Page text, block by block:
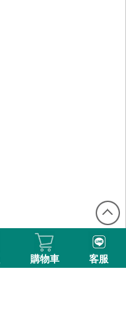
購物車 客服